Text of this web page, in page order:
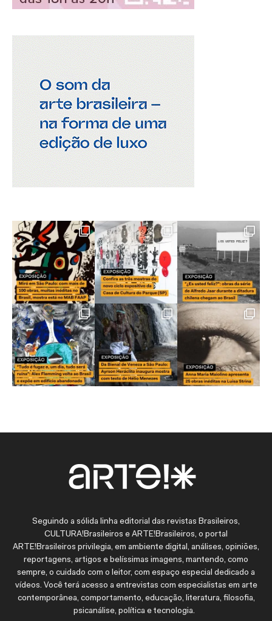
Seguindo a sólida linha editorial das revistas Brasileiros,
CULTURA!Brasileiros e ARTE!Brasileiros, o portal
ARTE!Brasileiros privilegia, em ambiente digital, análises, opiniões,
reportagens, artigos e belíssimas imagens, mantendo, como
sempre, o cuidado com o leitor, com espaço especial dedicado a
vídeos. Você terá acesso a entrevistas com especialistas em arte
contemporânea, comportamento, educação, literatura, filosofia,
psicanálise, política e tecnologia.